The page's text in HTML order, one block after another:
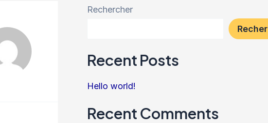
Rechercher
Recent Posts
Hello world!
Recent Comments